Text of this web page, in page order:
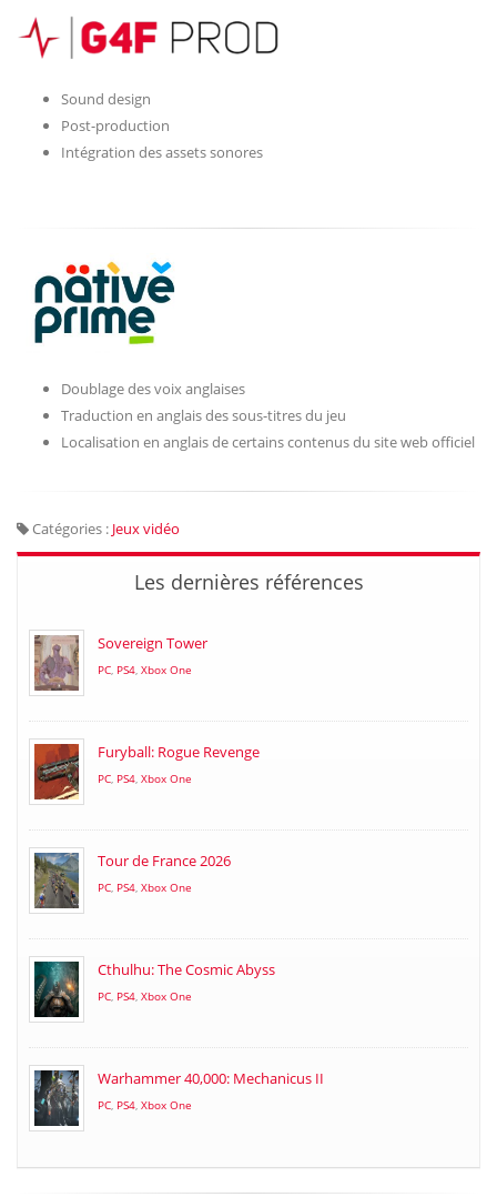
Sound design
Post-production
Intégration des assets sonores
Doublage des voix anglaises
Traduction en anglais des sous-titres du jeu
Localisation en anglais de certains contenus du site web officiel
Catégories : Jeux vidéo
Les dernières références
Sovereign Tower
PC, PS4, Xbox One
Furyball: Rogue Revenge
PC, PS4, Xbox One
Tour de France 2026
PC, PS4, Xbox One
Cthulhu: The Cosmic Abyss
PC, PS4, Xbox One
Warhammer 40,000: Mechanicus II
PC, PS4, Xbox One